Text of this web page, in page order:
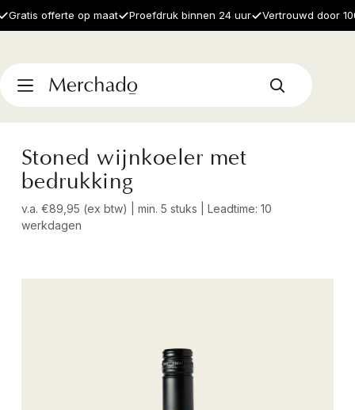
offerte op maat Proefdruk binnen 24 uur Vertrouwd door
Stoned wijnkoeler met
bedrukking
v.a. €89,95 (ex btw) | min. 5 stuks | Leadtime: 10
werkdagen